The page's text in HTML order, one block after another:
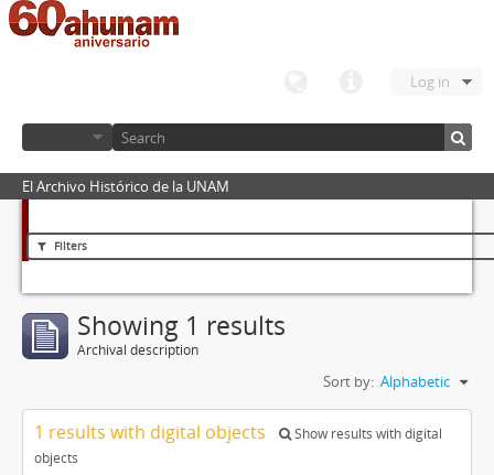
Log in
El Archivo Histórico de la UNAM
Filters
Showing 1 results
Archival description
Sort by: Alphabetic
1 results with digital objects
Show results with digital
objects